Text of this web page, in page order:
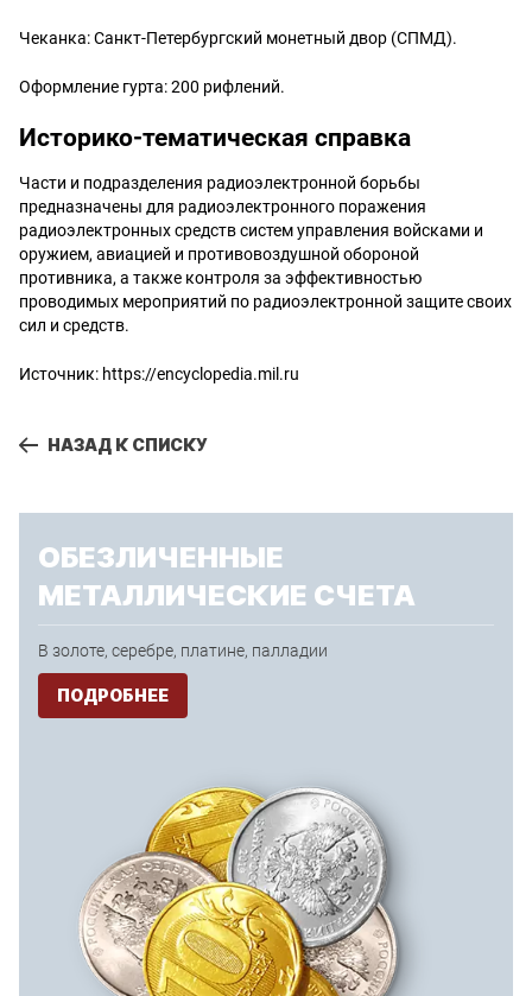
Чеканка: Санкт-Петербургский монетный двор (СПМД).
Оформление гурта: 200 рифлений.
Историко-тематическая справка
Части и подразделения радиоэлектронной борьбы
предназначены для радиоэлектронного поражения
радиоэлектронных средств систем управления войсками и
оружием, авиацией и противовоздушной обороной
противника, а также контроля за эффективностью
проводимых мероприятий по радиоэлектронной защите своих
сил и средств.
Источник: https://encyclopedia.mil.ru
НАЗАД К СПИСКУ
ОБЕЗЛИЧЕННЫЕ
МЕТАЛЛИЧЕСКИЕ СЧЕТА
В золоте, серебре, платине, палладии
ПОДРОБНЕЕ